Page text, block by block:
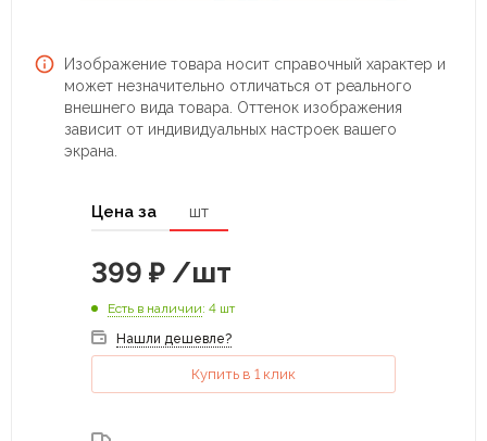
Изображение товара носит справочный характер и
может незначительно отличаться от реального
внешнего вида товара. Оттенок изображения
зависит от индивидуальных настроек вашего
экрана.
Цена за шт
399 ₽ /шт
Есть в наличии: 4 шт
Нашли дешевле?
Купить в 1 клик